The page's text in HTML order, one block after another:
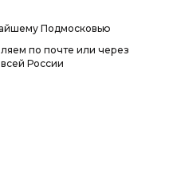
Подмосковью
по почте или через
России